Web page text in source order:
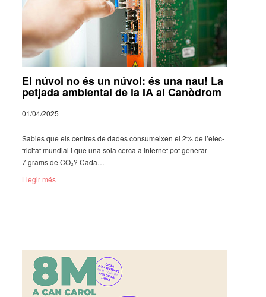
El núvol no és un núvol: és una nau! La
petjada ambiental de la IA al Canòdrom
01/04/2025
Sabies que els centres de dades consu­mei­xen el 2% de l’elec­
tri­ci­tat mundial i que una sola cerca a inter­net pot gene­rar
7 grams de CO₂? Cada…
Llegir més